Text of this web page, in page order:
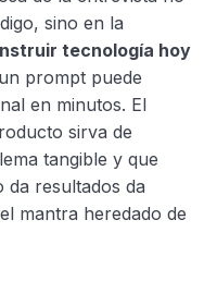
sino en la
tecnología hoy
prompt puede
en minutos. El
sirva de
tangible y que
da resultados da
mantra heredado de